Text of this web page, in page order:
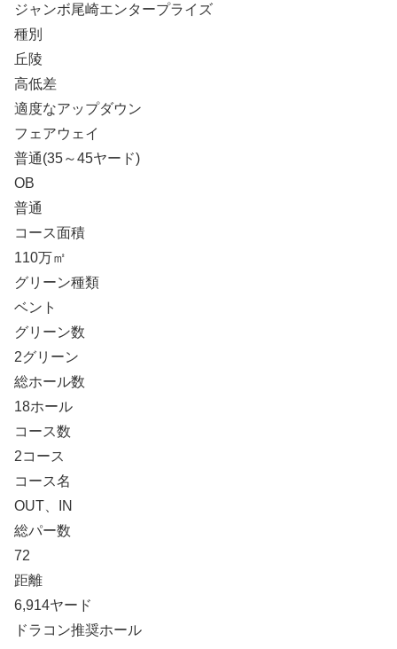
ジャンボ尾崎エンタープライズ
種別
丘陵
高低差
適度なアップダウン
フェアウェイ
普通(35～45ヤード)
OB
普通
コース面積
110万㎡
グリーン種類
ベント
グリーン数
2グリーン
総ホール数
18ホール
コース数
2コース
コース名
OUT、IN
総パー数
72
距離
6,914ヤード
ドラコン推奨ホール